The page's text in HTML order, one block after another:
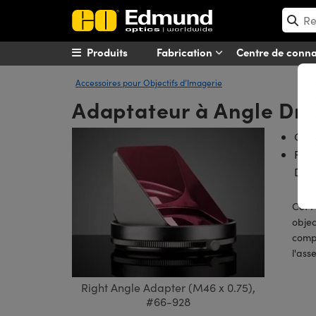
Fabrication Centre de
Produits
Accessoires pour Objectifs d’Imagerie
Adaptateur à Angle
Right Angle Adapter (M46 x 0.75),
#66-928
Cet